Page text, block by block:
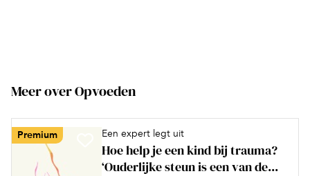
Meer over Opvoeden
Premium Een expert legt uit
Hoe help je een kind bij trauma?
‘Ouderlijke steun is een van de...